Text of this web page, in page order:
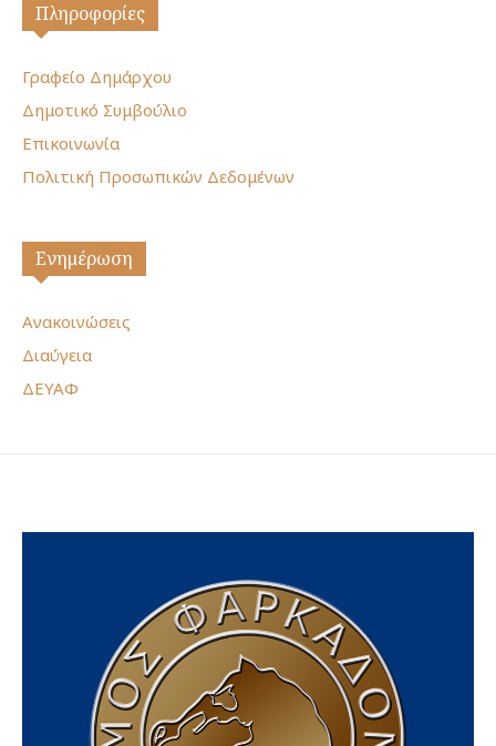
Πληροφορίες
Γραφείο Δημάρχου
Δημοτικό Συμβούλιο
Επικοινωνία
Πολιτική Προσωπικών Δεδομένων
Ενημέρωση
Ανακοινώσεις
Διαύγεια
ΔΕΥΑΦ